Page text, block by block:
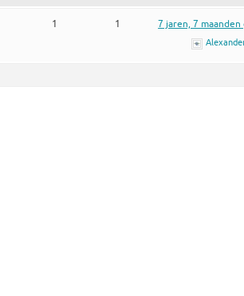
1 1 7 jaren, 7 maanden